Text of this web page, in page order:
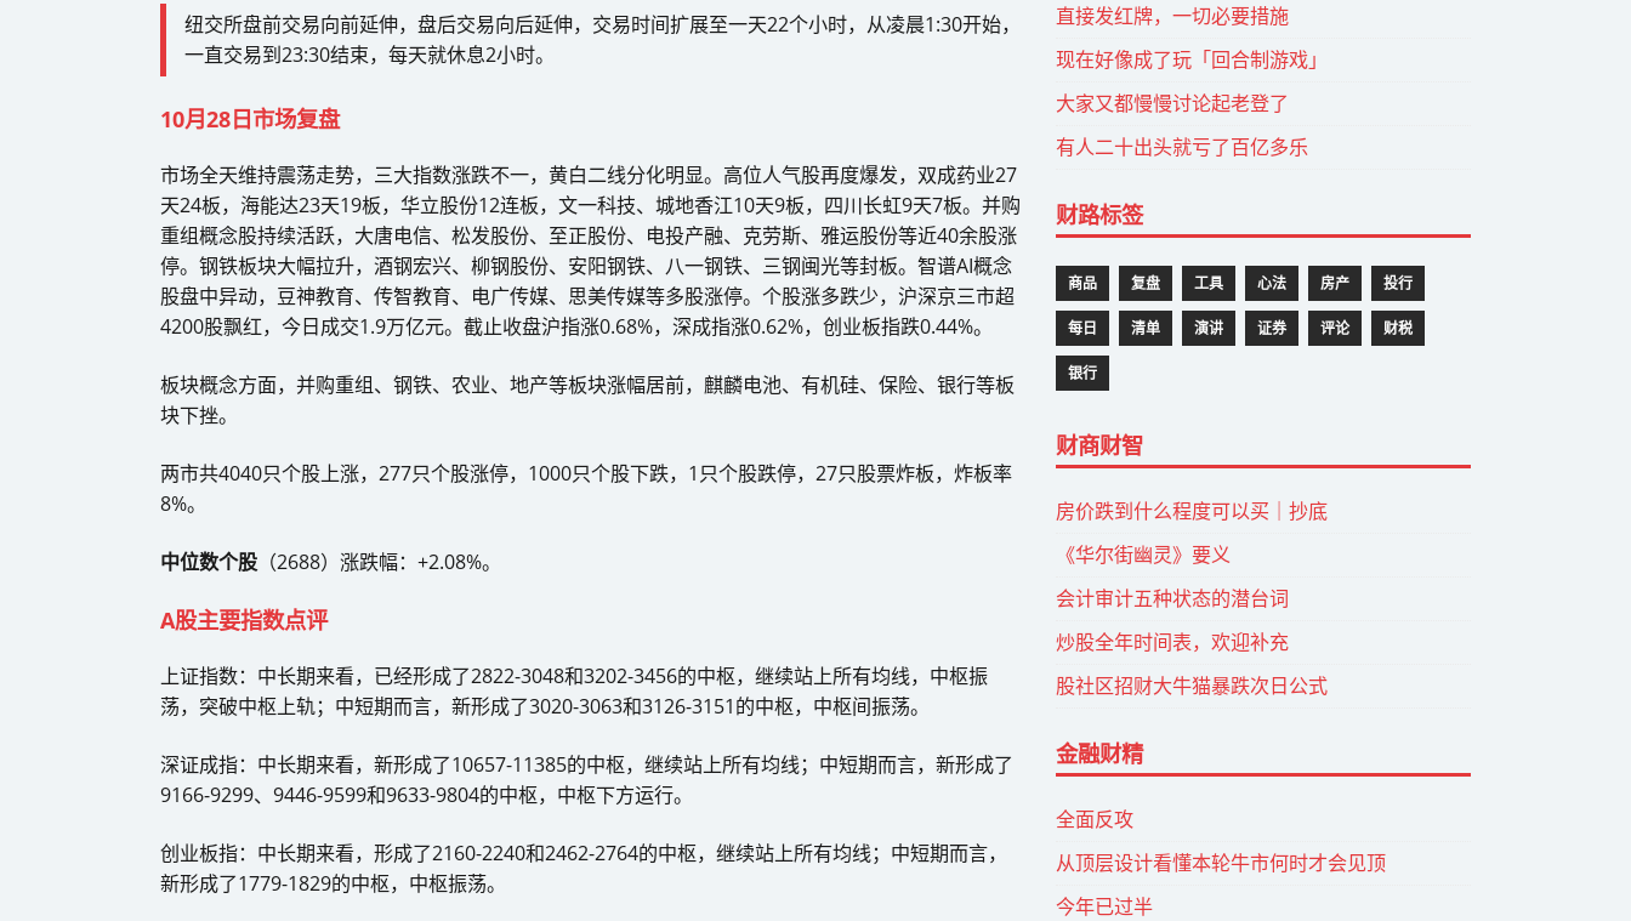
纽交所盘前交易向前延伸，盘后交易向后延伸，交易时间扩展至一天22个小时，从凌晨1:30开始，
一直交易到23:30结束，每天就休息2小时。
10月28日市场复盘
市场全天维持震荡走势，三大指数涨跌不一，黄白二线分化明显。高位人气股再度爆发，双成药业27
天24板，海能达23天19板，华立股份12连板，文一科技、城地香江10天9板，四川长虹9天7板。并购
重组概念股持续活跃，大唐电信、松发股份、至正股份、电投产融、克劳斯、雅运股份等近40余股涨
停。钢铁板块大幅拉升，酒钢宏兴、柳钢股份、安阳钢铁、八一钢铁、三钢闽光等封板。智谱AI概念
股盘中异动，豆神教育、传智教育、电广传媒、思美传媒等多股涨停。个股涨多跌少，沪深京三市超
4200股飘红，今日成交1.9万亿元。截止收盘沪指涨0.68%，深成指涨0.62%，创业板指跌0.44%。
板块概念方面，并购重组、钢铁、农业、地产等板块涨幅居前，麒麟电池、有机硅、保险、银行等板
块下挫。
两市共4040只个股上涨，277只个股涨停，1000只个股下跌，1只个股跌停，27只股票炸板，炸板率
8%。
中位数个股 （2688）涨跌幅：+2.08%。
A股主要指数点评
上证指数：中长期来看，已经形成了2822-3048和3202-3456的中枢，继续站上所有均线，中枢振
荡，突破中枢上轨；中短期而言，新形成了3020-3063和3126-3151的中枢，中枢间振荡。
深证成指：中长期来看，新形成了10657-11385的中枢，继续站上所有均线；中短期而言，新形成了
9166-9299、9446-9599和9633-9804的中枢，中枢下方运行。
创业板指：中长期来看，形成了2160-2240和2462-2764的中枢，继续站上所有均线；中短期而言，
新形成了1779-1829的中枢，中枢振荡。
直接发红牌，一切必要措施
现在好像成了玩「回合制游戏」
大家又都慢慢讨论起老登了
有人二十出头就亏了百亿多乐
财路标签
商品 复盘 工具 心法 房产 投行
每日 清单 演讲 证券 评论 财税
银行
财商财智
房价跌到什么程度可以买｜抄底
《华尔街幽灵》要义
会计审计五种状态的潜台词
炒股全年时间表，欢迎补充
股社区招财大牛猫暴跌次日公式
金融财精
全面反攻
从顶层设计看懂本轮牛市何时才会见顶
今年已过半